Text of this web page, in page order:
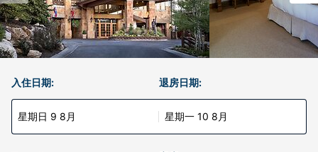
入住日期:
星期日 9 8月
退房日期:
星期一 10 8月